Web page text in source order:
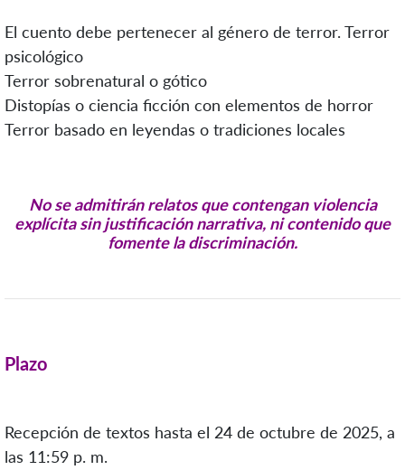
El cuento debe pertenecer al género de terror. Terror
psicológico
Terror sobrenatural o gótico
Distopías o ciencia ficción con elementos de horror
Terror basado en leyendas o tradiciones locales
No se admitirán relatos que contengan violencia
explícita sin justificación narrativa, ni contenido que
fomente la discriminación.
Plazo
Recepción de textos hasta el 24 de octubre de 2025, a
las 11:59 p. m.